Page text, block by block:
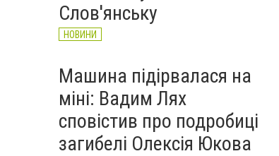
Слов'янську
НОВИНИ
Машина підірвалася на
міні: Вадим Лях
сповістив про подробиці
загибелі Олексія Юкова